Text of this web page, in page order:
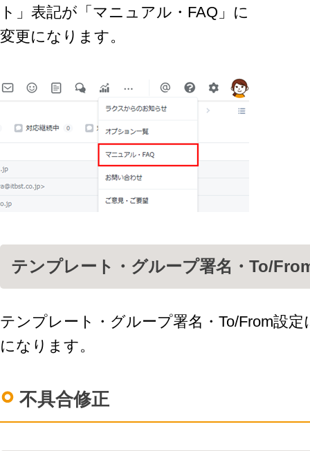
ト」表記が「マニュアル・FAQ」に
変更になります。
テンプレート・グループ署名・To/
テンプレート・グループ署名・To/From設
になります。
不具合修正